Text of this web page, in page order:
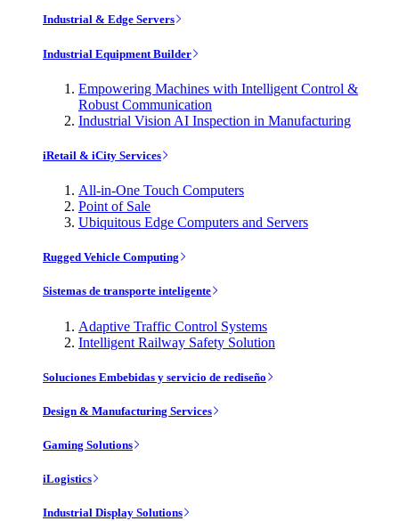
Industrial & Edge Servers
Industrial Equipment Builder
Empowering Machines with Intelligent Control &
Robust Communication
Industrial Vision AI Inspection in Manufacturing
iRetail & iCity Services
All-in-One Touch Computers
Point of Sale
Ubiquitous Edge Computers and Servers
Rugged Vehicle Computing
Sistemas de transporte inteligente
Adaptive Traffic Control Systems
Intelligent Railway Safety Solution
Soluciones Embebidas y servicio de rediseño
Design & Manufacturing Services
Gaming Solutions
iLogistics
Industrial Display Solutions